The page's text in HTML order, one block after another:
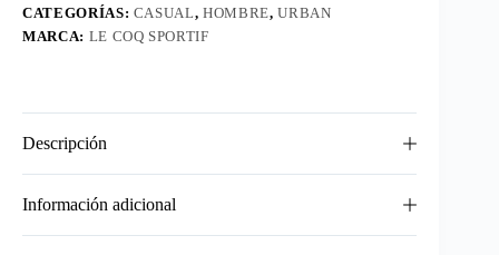
CATEGORÍAS: CASUAL,HOMBRE,URBAN
MARCA: LE COQ SPORTIF
Descripción
Información adicional